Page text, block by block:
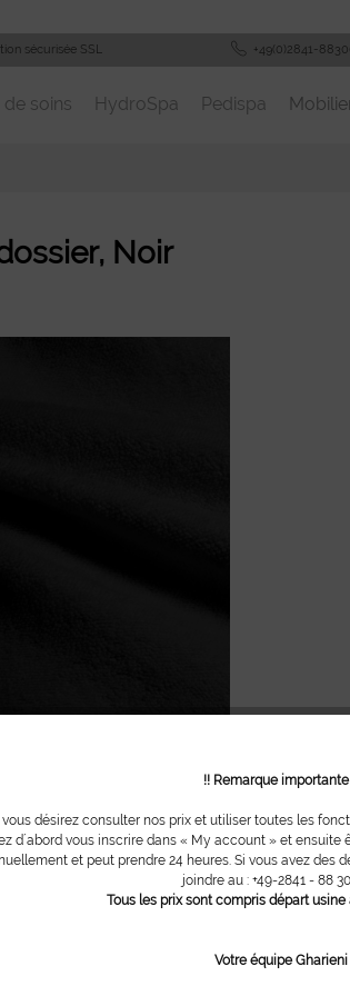
sécurisée SSL +49(0)2841-
de soins HydroSpa Pedispa
Noir
!! Remarque importante
vous désirez consulter nos prix et utiliser toutes les
d´abord vous inscrire dans « My account » et ensuite
et peut prendre 24 heures. Si vous avez des
joindre au : +49-2841 - 88
Tous les prix sont compris départ usine
Votre équipe Gharieni